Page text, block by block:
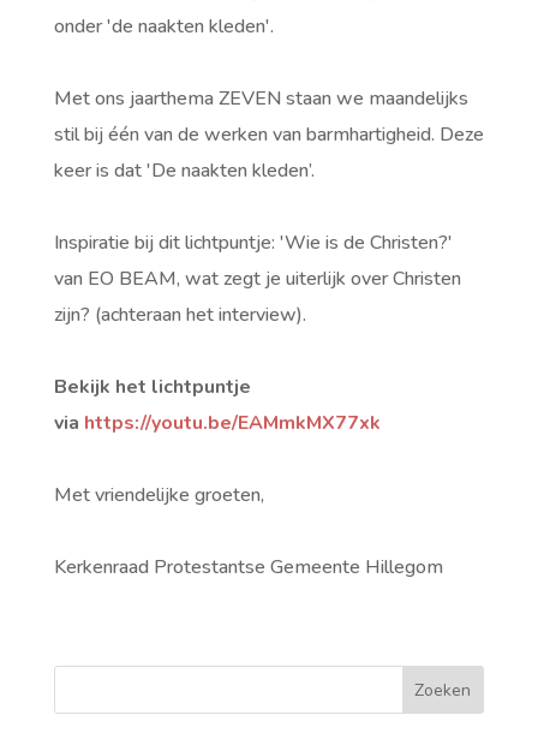
onder 'de naakten kleden'.
Met ons jaarthema ZEVEN staan we maandelijks
stil bij één van de werken van barmhartigheid. Deze
keer is dat 'De naakten kleden’.
Inspiratie bij dit lichtpuntje: 'Wie is de Christen?'
van EO BEAM, wat zegt je uiterlijk over Christen
zijn? (achteraan het interview).
Bekijk het lichtpuntje
via https://youtu.be/EAMmkMX77xk
Met vriendelijke groeten,
Kerkenraad Protestantse Gemeente Hillegom